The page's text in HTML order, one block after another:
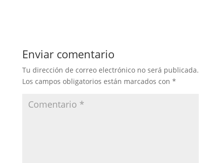
Enviar comentario
Tu dirección de correo electrónico no será publicada.
Los campos obligatorios están marcados con *